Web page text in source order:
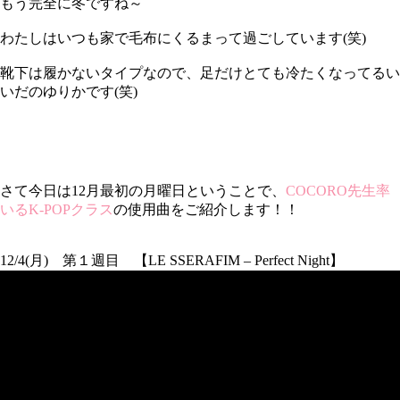
もう完全に冬ですね～
わたしはいつも家で毛布にくるまって過ごしています(笑)
靴下は履かないタイプなので、足だけとても冷たくなってるい
いだのゆりかです(笑)
さて今日は12月最初の月曜日ということで、 COCORO先生率
いるK-POPクラスの使用曲をご紹介します！！
12/4(月) 第１週目 【LE SSERAFIM – Perfect Night】